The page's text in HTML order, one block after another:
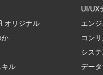
オリジナル
ル
UI/UX
エン
コン
シス
デー